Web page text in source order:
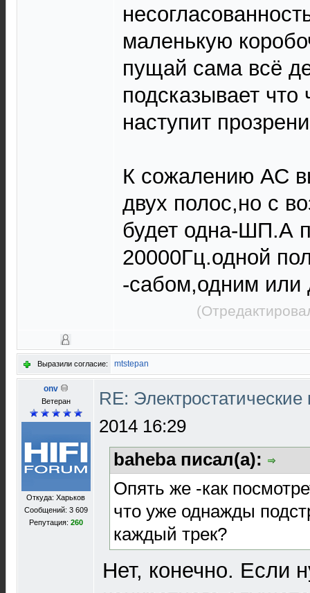
маленькую
пущай сама всё
подсказывает что
наступит
К сожалению АС
двух полос,но с
будет одна-ШП.А
20000Гц.одной
-сабом,одним или
Выразили согласие: mtstepan
onv
Ветеран
Откуда: Харьков
Сообщений: 3 609
Репутация: 260
RE:
2014 16:29
baheba писал(а):
Опять же -как
что уже однажды
каждый трек?
Нет, конечно. Если